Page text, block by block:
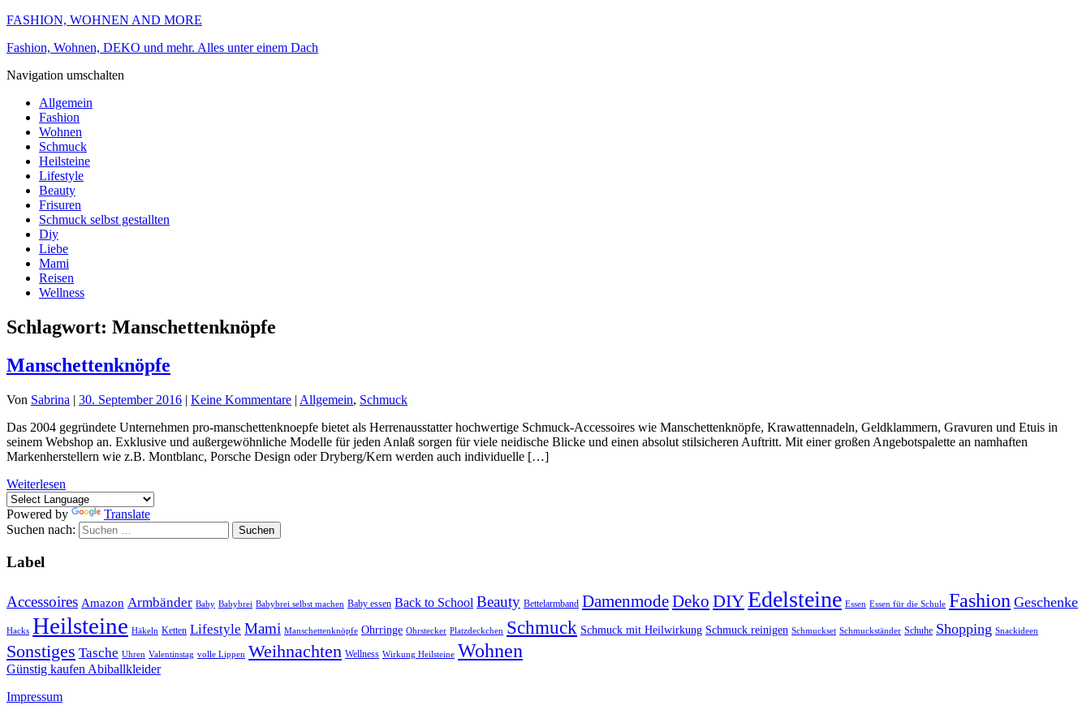
FASHION, WOHNEN AND MORE
Fashion, Wohnen, DEKO und mehr. Alles unter einem Dach
Navigation umschalten
Allgemein
Fashion
Wohnen
Schmuck
Heilsteine
Lifestyle
Beauty
Frisuren
Schmuck selbst gestallten
Diy
Liebe
Mami
Reisen
Wellness
Schlagwort: Manschettenknöpfe
Manschettenknöpfe
Von Sabrina | 30. September 2016 | Keine Kommentare | Allgemein, Schmuck
Das 2004 gegründete Unternehmen pro-manschettenknoepfe bietet als Herrenausstatter hochwertige Schmuck-Accessoires wie Manschettenknöpfe, Krawattennadeln, Geldklammern, Gravuren und Etuis in
seinem Webshop an. Exklusive und außergewöhnliche Modelle für jeden Anlaß sorgen für viele neidische Blicke und einen absolut stilsicheren Auftritt. Mit einer großen Angebotspalette an namhaften
Markenherstellern wie z.B. Montblanc, Porsche Design oder Dryberg/Kern werden auch individuelle […]
Weiterlesen
Powered by
Translate
Suchen nach:
Label
Accessoires Amazon Armbänder Baby Babybrei Babybrei selbst machen Baby essen Back to School Beauty Bettelarmband DamenmodeDeko DIYEdelsteine Essen Essen für die Schule Fashion Geschenke
Hacks Heilsteine Häkeln Ketten Lifestyle Mami Manschettenknöpfe Ohrringe Ohrstecker Platzdeckchen Schmuck Schmuck mit Heilwirkung Schmuck reinigen Schmuckset Schmuckständer Schuhe Shopping Snackideen
Sonstiges Tasche Uhren Valentinstag volle Lippen Weihnachten Wellness Wirkung Heilsteine Wohnen
Günstig kaufen Abiballkleider
Impressum